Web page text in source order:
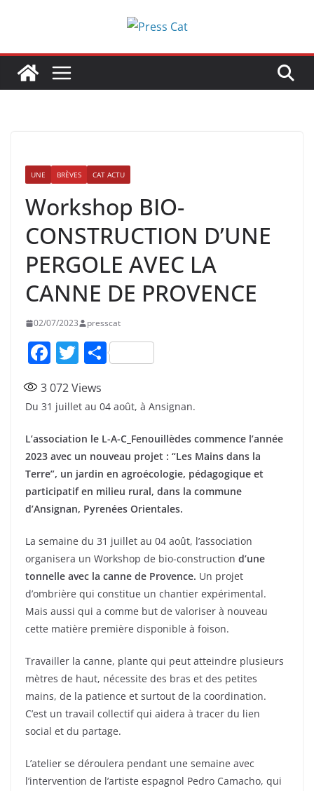
UNE BRÈVES CAT ACTU
Workshop BIO-
CONSTRUCTION D’UNE
PERGOLE AVEC LA
CANNE DE PROVENCE
02/07/2023 presscat
F
c
e
b
o
o
k
T
w
itt
er
P
ta
g
er
3 072Views
Du 31 juillet au 04 août, à Ansignan.
L’association le L-A-C_Fenouillèdes commence l’année
2023 avec un nouveau projet : “Les Mains dans la
Terre”, un jardin en agroécologie, pédagogique et
participatif en milieu rural, dans la commune
d’Ansignan, Pyrenées Orientales.
La semaine du 31 juillet au 04 août, l’association
organisera un Workshop de bio-construction d’une
tonnelle avec la canne de Provence. Un projet
d’ombrière qui constitue un chantier expérimental.
Mais aussi qui a comme but de valoriser à nouveau
cette matière première disponible à foison.
Travailler la canne, plante qui peut atteindre plusieurs
mètres de haut, nécessite des bras et des petites
mains, de la patience et surtout de la coordination.
C’est un travail collectif qui aidera à tracer du lien
social et du partage.
L’atelier se déroulera pendant une semaine avec
l’intervention de l’artiste espagnol Pedro Camacho, qui